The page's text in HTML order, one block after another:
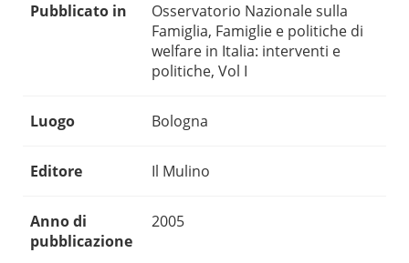
Pubblicato in
Osservatorio Nazionale sulla
Famiglia, Famiglie e politiche di
welfare in Italia: interventi e
politiche, Vol I
Luogo Bologna
Editore Il Mulino
Anno di
pubblicazione
2005